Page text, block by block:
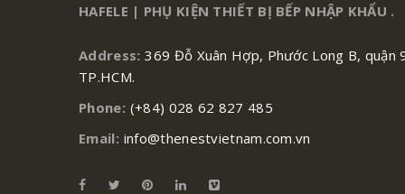
HAFELE | PHỤ KIỆN THIẾT BỊ BẾP NHẬP KHẨU .
Address: 369 Đỗ Xuân Hợp, Phước Long B, quận
TP.HCM.
Phone: (+84) 028 62 827 485
Email: info@thenestvietnam.com.vn